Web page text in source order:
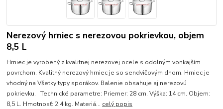
Nerezový hrniec s nerezovou pokrievkou, objem
8,5 L
Hrniec je vyrobený z kvalitnej nerezovej ocele s odolným vonkajším
povrchom. Kvalitný nerezový hrniec je so sendvičovým dnom. Hrniec je
vhodný na Všetky typy sporákov. Balenie obsahuje aj nerezovú
pokrievku. Technické parametre: Priemer: 28 cm. Výška: 14 cm. Objem:
8,5 L. Hmotnosť: 2,4 kg. Materiá... celý popis